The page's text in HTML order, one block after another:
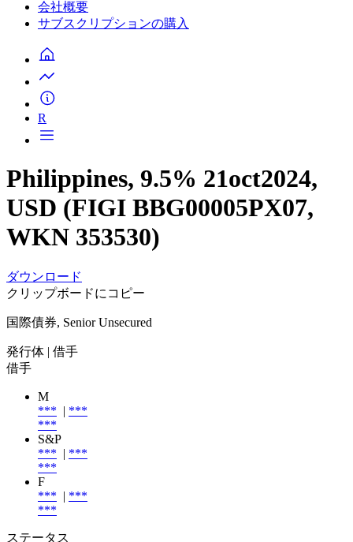
会社概要
サブスクリプションの購入
R
Philippines, 9.5% 21oct2024,
USD (FIGI BBG00005PX07,
WKN 353530)
ダウンロード
クリップボードにコピー
国際債券, Senior Unsecured
発行体 | 借手
借手
M
*** | ***
***
S&P
*** | ***
***
F
*** | ***
***
ステータス